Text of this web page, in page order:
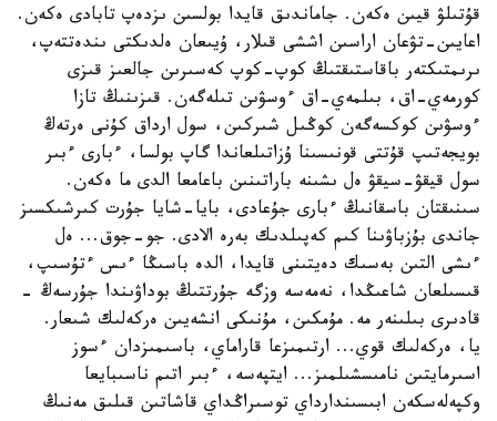
قۇتىلۋ قيىن ەكەن. جاماندىق قايدا بولسىن ىزدەپ تابادى ەكەن.
اعايىن-تۋعان اراسىن اششى قىلار، ۇيىعان ەلدىكتى ىندەتتەپ،
ىرىمتىكتەر باقاستىقتىڭ كوپ-كوپ كەسىرىن جالعىز قىزى
كورمەي-اق، بىلمەي-اق ءوسۋىن تىلەگەن. قىزىنىڭ تازا
ءوسۋىن كوكسەگەن كوڭىل شىركىن، سول ارداق كۇنى ەرتەڭ
بويجەتىپ قۇتتى قونىسىنا ۇزاتىلعاندا گاپ بولسا، ءبارى ءبىر
سول قيقۋ-سيقۋ ەل ىشىنە باراتىنىن باعامعا الدى ما ەكەن.
سىنىقتان باسقانىڭ ءبارى جۇعادى، بايا-شايا جۇرت كىرشىكسىز
جاندى بۇزباۋىنا كىم كەپىلدىك بەرە الادى. جو-جوق... ەل
ءىشى التىن بەسىك دەيتىنى قايدا، الدە باسىڭا ءىس ءتۇسىپ،
قىسىلعان شاعىڭدا، نەمەسە وزگە جۇرتتىڭ بوداۋىندا جۇرسەڭ -
قادىرى بىلىنەر مە. مۇمكىن، مۇنىكى انشەيىن ەركەلىك شىعار.
يا، ەركەلىك قوي... ارتىمىزعا قاراماي، باسىمىزدان ءسوز
اسىرمايتىن نامىسشىلمىز... ايتپەسە، ءبىر اتىم ناسىبايعا
وكپەلەسكەن ابىسىندارداي توسىراڭداي قاشاتىن قىلىق مەنىڭ